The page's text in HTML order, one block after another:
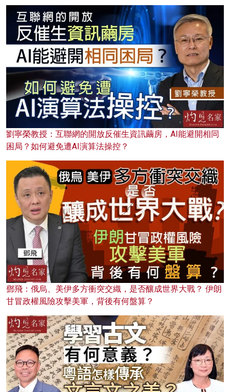
劉寧榮教授：互聯網的開放反催生資訊繭房，AI能避開相同
困局？如何避免遭AI演算法操控？
鄧飛：俄烏、美伊多方衝突交織，是否釀成世界大戰？ 伊朗
甘冒政權風險攻擊美軍，背後有何盤算？